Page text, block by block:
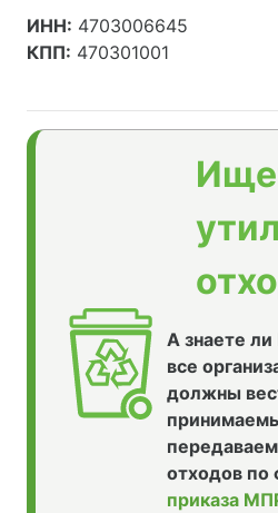
ИНН: 4703006645
КПП: 470301001
А знаете
все
должны
отходов
приказа